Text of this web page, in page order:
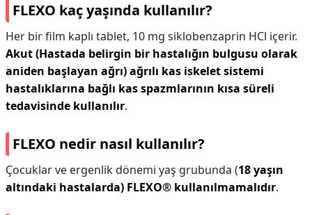
FLEXO kaç yaşında kullanılır?
Her bir film kaplı tablet, 10 mg siklobenzaprin HCl içerir.
Akut (Hastada belirgin bir hastalığın bulgusu olarak
aniden başlayan ağrı) ağrılı kas iskelet sistemi
hastalıklarına bağlı kas spazmlarının kısa süreli
tedavisinde kullanılır.
FLEXO nedir nasıl kullanılır?
Çocuklar ve ergenlik dönemi yaş grubunda (18 yaşın
altındaki hastalarda) FLEXO® kullanılmamalıdır.